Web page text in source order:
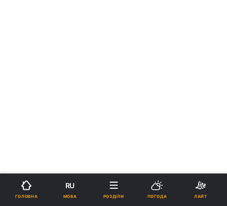
ГОЛОВНА
RU
МОВА РОЗДІЛИ ПОГОДА ЛАЙТ